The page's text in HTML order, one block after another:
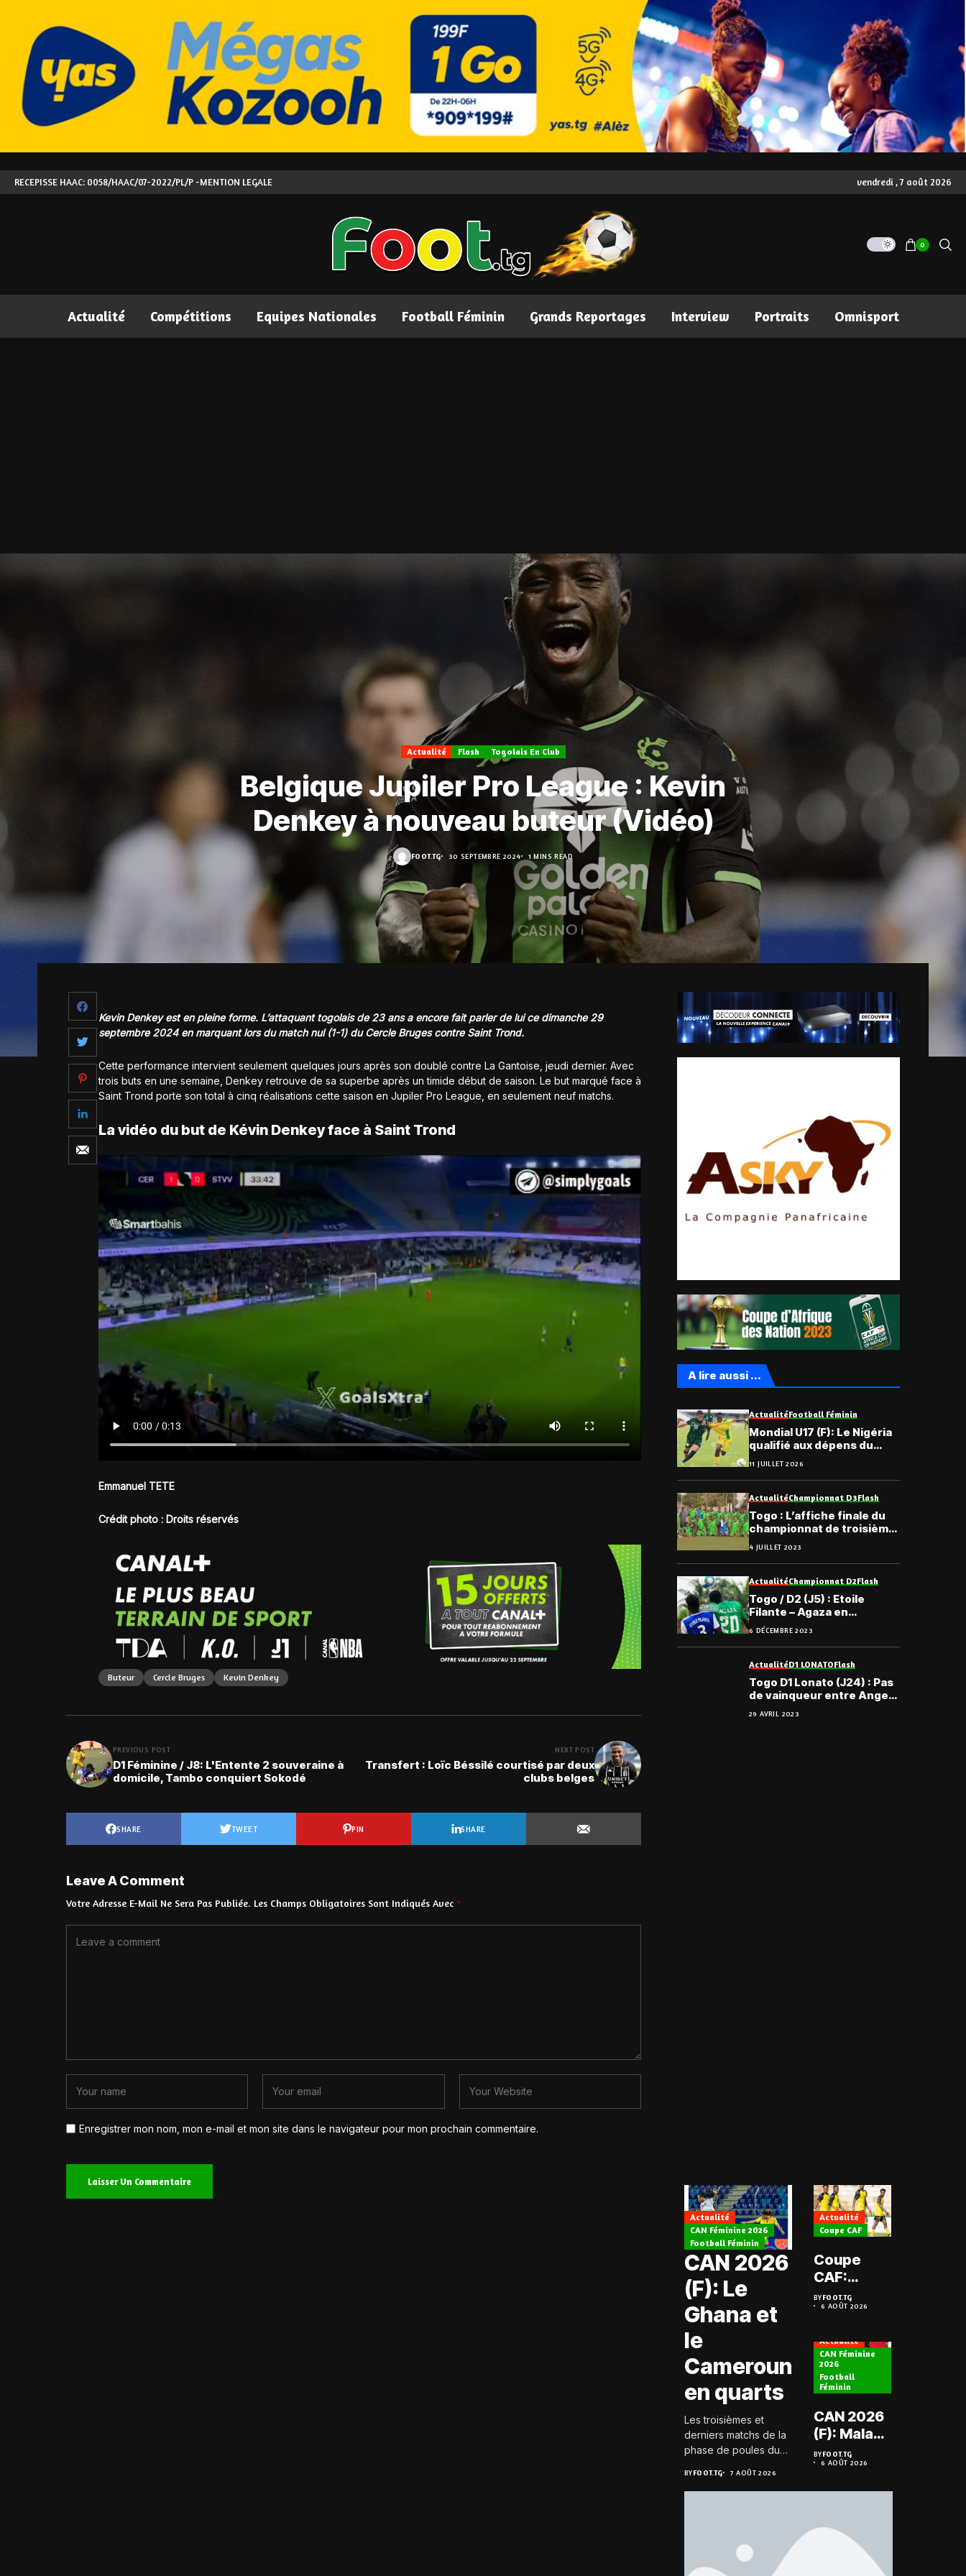
RECEPISSE HAAC: 0058/HAAC/07-2022/PL/P -MENTION LEGALE vendredi , 7 août 2026
0
Actualité Compétitions Equipes Nationales Football Féminin Grands Reportages Interview Portraits Omnisport
Actualité Flash Togolais En Club
Belgique Jupiler Pro League : Kevin
Denkey à nouveau buteur (Vidéo)
FOOT.TG 30 SEPTEMBRE 2024 1 MINS READ
Kevin Denkey est en pleine forme. L’attaquant togolais de 23 ans a encore fait parler de lui ce dimanche 29
septembre 2024 en marquant lors du match nul (1-1) du Cercle Bruges contre Saint Trond.
Cette performance intervient seulement quelques jours après son doublé contre La Gantoise, jeudi dernier. Avec
trois buts en une semaine, Denkey retrouve de sa superbe après un timide début de saison. Le but marqué face à
Saint Trond porte son total à cinq réalisations cette saison en Jupiler Pro League, en seulement neuf matchs.
La vidéo du but de Kévin Denkey face à Saint Trond
Emmanuel TETE
Crédit photo : Droits réservés
Buteur Cercle Bruges Kevin Denkey
PREVIOUS POST
D1 Féminine / J8: L'Entente 2 souveraine à
domicile, Tambo conquiert Sokodé
NEXT POST
Transfert : Loïc Béssilé courtisé par deux
clubs belges
SHARE TWEET PIN SHARE
Leave A Comment
Votre Adresse E-Mail Ne Sera Pas Publiée. Les Champs Obligatoires Sont Indiqués Avec *
Enregistrer mon nom, mon e-mail et mon site dans le navigateur pour mon prochain commentaire.
A lire aussi ...
ActualitéFootball Féminin
Mondial U17 (F): Le Nigéria
qualifié aux dépens du
Bénin
11 JUILLET 2026
ActualitéChampionnat D3Flash
Togo : L’affiche finale du
championnat de troisième
division
4 JUILLET 2023
ActualitéChampionnat D2Flash
Togo / D2 (J5) : Etoile
Filante – Agaza en
attraction, le programme
complet
6 DÉCEMBRE 2023
ActualitéD1 LONATOFlash
Togo D1 Lonato (J24) : Pas
de vainqueur entre Anges
FC et l’AS Binah
29 AVRIL 2023
Actualité
CAN Féminine 2026
Football Féminin
CAN 2026
(F): Le
Ghana et
le
Cameroun
en quarts
Les troisièmes et
derniers matchs de la
phase de poules du
féminine 2026 se sont
joués le 6 août 2026 à
BYFOOT.TG 7 AOÛT 2026
Actualité
Coupe CAF
Coupe
CAF:
L’ASKO du
Togo face
du Niger
BYFOOT.TG
6 AOÛT 2026
Actualité
CAN Féminine
2026
Football
Féminin
CAN 2026
(F): Malawi
historique,
le Nigeria
BYFOOT.TG
6 AOÛT 2026